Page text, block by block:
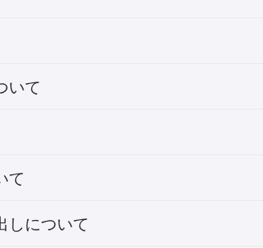
いて
て
しについて